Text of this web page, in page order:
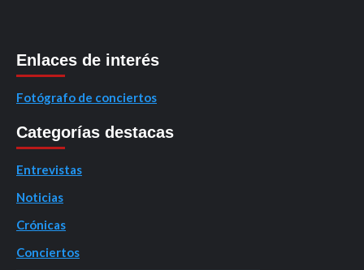
Enlaces de interés
Fotógrafo de conciertos
Categorías destacas
Entrevistas
Noticias
Crónicas
Conciertos